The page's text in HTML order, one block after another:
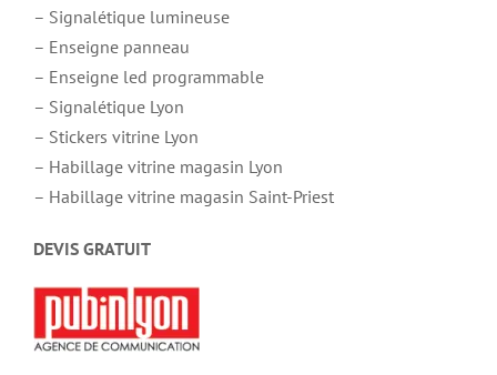
– Signalétique lumineuse
– Enseigne panneau
– Enseigne led programmable
– Signalétique Lyon
– Stickers vitrine Lyon
– Habillage vitrine magasin Lyon
– Habillage vitrine magasin Saint-Priest
DEVIS GRATUIT